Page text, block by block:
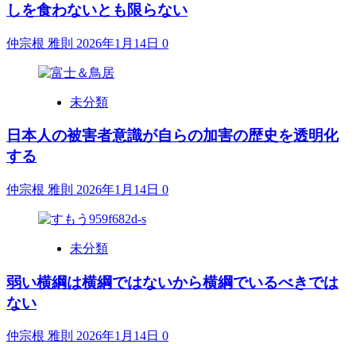
しを食わないとも限らない
仲宗根 雅則 2026年1月14日 0
未分類
日本人の被害者意識が自らの加害の歴史を透明化
する
仲宗根 雅則 2026年1月14日 0
未分類
弱い横綱は横綱ではないから横綱でいるべきでは
ない
仲宗根 雅則 2026年1月14日 0